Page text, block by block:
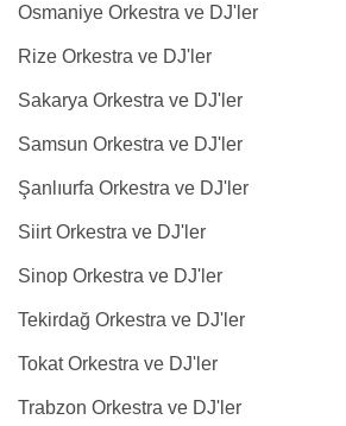
Osmaniye Orkestra ve DJ'ler
Rize Orkestra ve DJ'ler
Sakarya Orkestra ve DJ'ler
Samsun Orkestra ve DJ'ler
Şanlıurfa Orkestra ve DJ'ler
Siirt Orkestra ve DJ'ler
Sinop Orkestra ve DJ'ler
Tekirdağ Orkestra ve DJ'ler
Tokat Orkestra ve DJ'ler
Trabzon Orkestra ve DJ'ler